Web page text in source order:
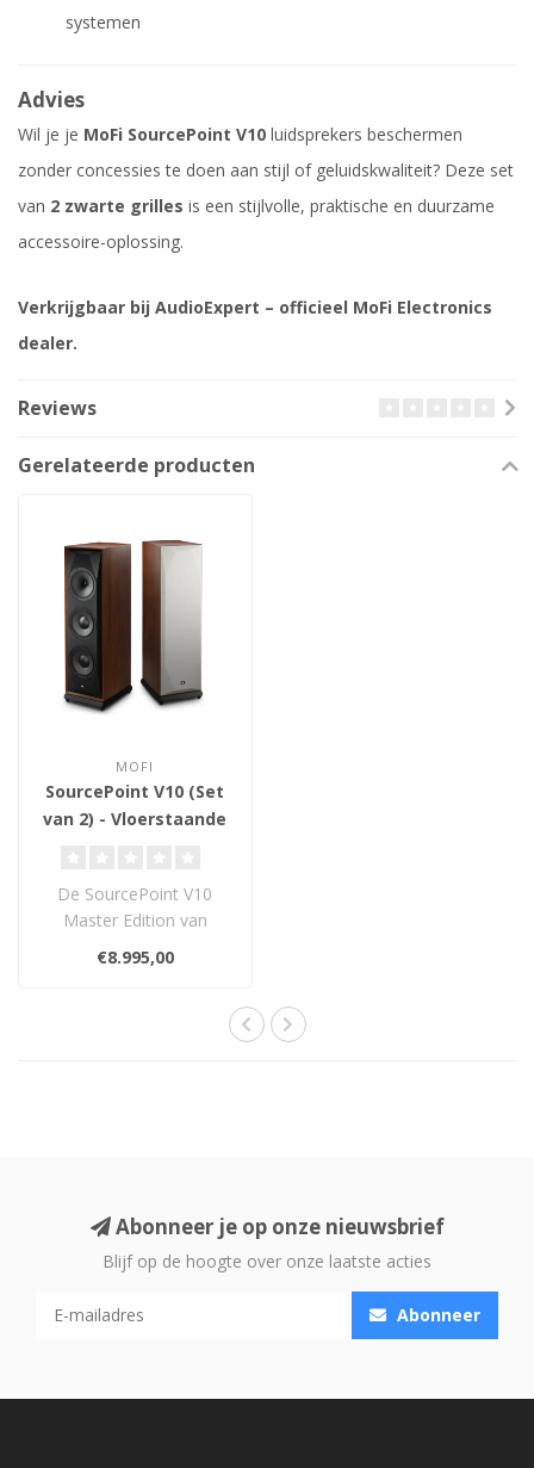
systemen
Advies
Wil je je MoFi SourcePoint V10 luidsprekers beschermen
zonder concessies te doen aan stijl of geluidskwaliteit? Deze set
van 2 zwarte grilles is een stijlvolle, praktische en duurzame
accessoire-oplossing.
Verkrijgbaar bij AudioExpert – officieel MoFi Electronics
dealer.
Reviews
Gerelateerde producten
MOFI
SourcePoint V10 (Set
van 2) - Vloerstaande
De SourcePoint V10
Master Edition van
Andrew Jones levert een
ongekend krachtige..
€8.995,00
Abonneer je op onze nieuwsbrief
Blijf op de hoogte over onze laatste acties
Abonneer